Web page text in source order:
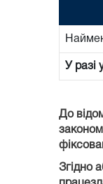
У разі
До
законом
Згідно